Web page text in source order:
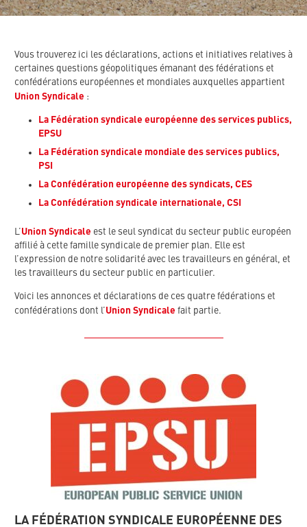
Vous trouverez ici les déclarations, actions et initiatives relatives à
certaines questions géopolitiques émanant des fédérations et
confédérations européennes et mondiales auxquelles appartient
Union Syndicale :
La Fédération syndicale européenne des services publics,
EPSU
La Fédération syndicale mondiale des services publics,
PSI
La Confédération européenne des syndicats, CES
La Confédération syndicale internationale, CSI
L’ Union Syndicale est le seul syndicat du secteur public européen
affilié à cette famille syndicale de premier plan. Elle est
l’expression de notre solidarité avec les travailleurs en général, et
les travailleurs du secteur public en particulier.
Voici les annonces et déclarations de ces quatre fédérations et
confédérations dont l’ Union Syndicale fait partie.
LA FÉDÉRATION SYNDICALE EUROPÉENNE DES